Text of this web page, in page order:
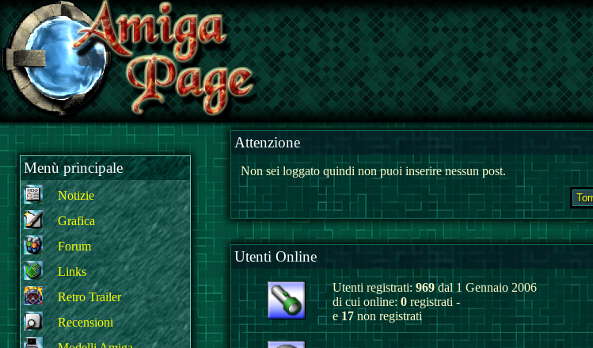
Menù principale
Notizie
Grafica
Forum
Links
Retro Trailer
Recensioni
Attenzione
Non sei loggato quindi non puoi inserire nessun post.
Utenti Online
Utenti registrati: 969dal 1 Gennaio 2006
di cui online: 0 registrati -
e17 non registrati